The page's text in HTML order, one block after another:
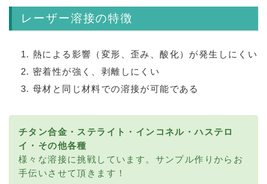
レーザー溶接の特徴
熱による影響（変形、歪み、酸化）が発生しにくい
密着性が強く、剥離しにくい
母材と同じ材料での溶接が可能である
チタン合金・ステライト・インコネル・ハステロ
イ・その他各種
様々な溶接に挑戦しています。サンプル作りからお
手伝いさせて頂きます！